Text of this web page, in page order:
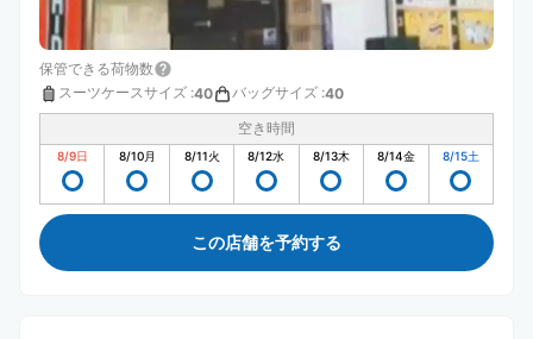
保管できる荷物数
スーツケースサイズ :40 バッグサイズ :40
空き時間
8/9日 8/10月 8/11火 8/12水 8/13木 8/14金 8/15土
この店舗を予約する